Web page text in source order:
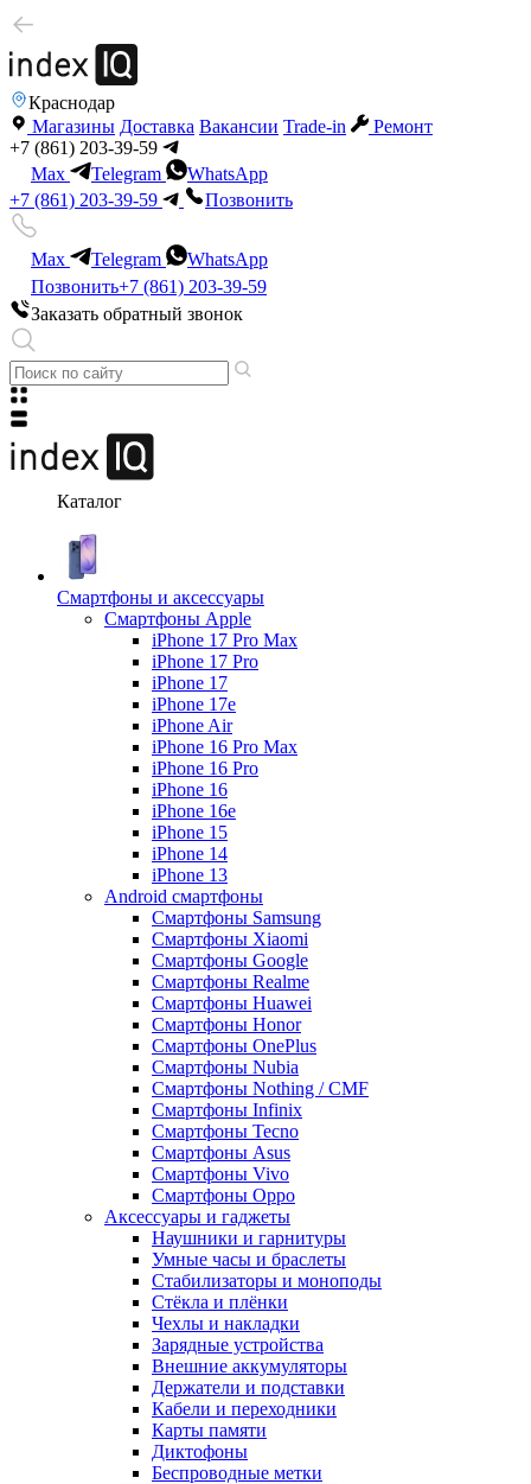
Краснодар
Магазины Доставка Вакансии Trade-in
Ремонт
+7 (861) 203-39-59
Max
Telegram
WhatsApp
+7 (861) 203-39-59
Позвонить
Max Telegram
WhatsApp
Позвонить+7 (861) 203-39-59
Заказать обратный звонок
Каталог
Смартфоны и аксессуары
Смартфоны Apple
iPhone 17 Pro Max
iPhone 17 Pro
iPhone 17
iPhone 17e
iPhone Air
iPhone 16 Pro Max
iPhone 16 Pro
iPhone 16
iPhone 16e
iPhone 15
iPhone 14
iPhone 13
Android cмартфоны
Смартфоны Samsung
Смартфоны Xiaomi
Смартфоны Google
Смартфоны Realme
Смартфоны Huawei
Смартфоны Honor
Смартфоны OnePlus
Смартфоны Nubia
Смартфоны Nothing / CMF
Смартфоны Infinix
Смартфоны Tecno
Смартфоны Asus
Смартфоны Vivo
Смартфоны Oppo
Аксессуары и гаджеты
Наушники и гарнитуры
Умные часы и браслеты
Стабилизаторы и моноподы
Стёкла и плёнки
Чехлы и накладки
Зарядные устройства
Внешние аккумуляторы
Держатели и подставки
Кабели и переходники
Карты памяти
Диктофоны
Беспроводные метки